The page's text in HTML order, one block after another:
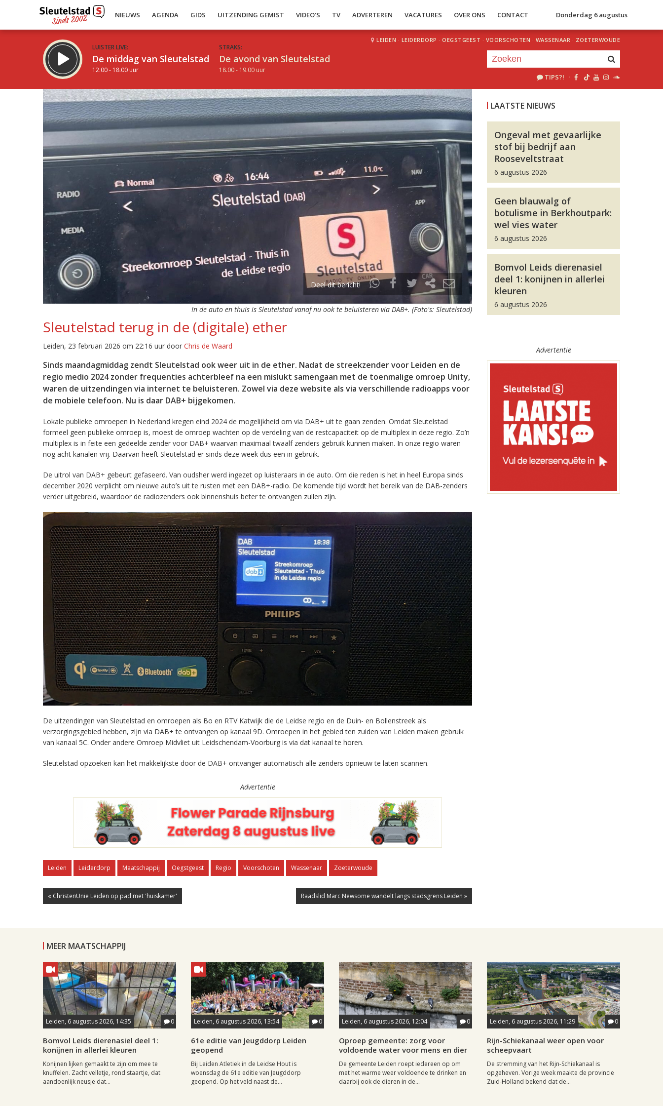
NIEUWS AGENDA GIDS UITZENDING GEMIST VIDEO’S TV ADVERTEREN VACATURES OVER ONS CONTACT Donderdag 6 augustus
LUISTER LIVE:
De middag van Sleutelstad
12.00 - 18.00 uur
STRAKS:
De avond van Sleutelstad
18.00 - 19.00 uur
LEIDEN · LEIDERDORP · OEGSTGEEST · VOORSCHOTEN · WASSENAAR · ZOETERWOUDE
TIPS?! ·
Deel dit bericht!
In de auto en thuis is Sleutelstad vanaf nu ook te beluisteren via DAB+. (Foto's: Sleutelstad)
Sleutelstad terug in de (digitale) ether
Leiden, 23 februari 2026 om 22:16 uur door Chris de Waard
Sinds maandagmiddag zendt Sleutelstad ook weer uit in de ether. Nadat de streekzender voor Leiden en de
regio medio 2024 zonder frequenties achterbleef na een mislukt samengaan met de toenmalige omroep Unity,
waren de uitzendingen via internet te beluisteren. Zowel via deze website als via verschillende radioapps voor
de mobiele telefoon. Nu is daar DAB+ bijgekomen.
Lokale publieke omroepen in Nederland kregen eind 2024 de mogelijkheid om via DAB+ uit te gaan zenden. Omdat Sleutelstad
formeel geen publieke omroep is, moest de omroep wachten op de verdeling van de restcapaciteit op de multiplex in deze regio. Zo’n
multiplex is in feite een gedeelde zender voor DAB+ waarvan maximaal twaalf zenders gebruik kunnen maken. In onze regio waren
nog acht kanalen vrij. Daarvan heeft Sleutelstad er sinds deze week dus een in gebruik.
De uitrol van DAB+ gebeurt gefaseerd. Van oudsher werd ingezet op luisteraars in de auto. Om die reden is het in heel Europa sinds
december 2020 verplicht om nieuwe auto’s uit te rusten met een DAB+-radio. De komende tijd wordt het bereik van de DAB-zenders
verder uitgebreid, waardoor de radiozenders ook binnenshuis beter te ontvangen zullen zijn.
De uitzendingen van Sleutelstad en omroepen als Bo en RTV Katwijk die de Leidse regio en de Duin- en Bollenstreek als
verzorgingsgebied hebben, zijn via DAB+ te ontvangen op kanaal 9D. Omroepen in het gebied ten zuiden van Leiden maken gebruik
van kanaal 5C. Onder andere Omroep Midvliet uit Leidschendam-Voorburg is via dat kanaal te horen.
Sleutelstad opzoeken kan het makkelijkste door de DAB+ ontvanger automatisch alle zenders opnieuw te laten scannen.
Advertentie
Leiden Leiderdorp Maatschappij Oegstgeest Regio Voorschoten Wassenaar Zoeterwoude
« ChristenUnie Leiden op pad met 'huiskamer' Raadslid Marc Newsome wandelt langs stadsgrens Leiden »
LAATSTE NIEUWS
Ongeval met gevaarlijke
stof bij bedrijf aan
Rooseveltstraat
6 augustus 2026
Geen blauwalg of
botulisme in Berkhoutpark:
wel vies water
6 augustus 2026
Bomvol Leids dierenasiel
deel 1: konijnen in allerlei
kleuren
6 augustus 2026
Advertentie
MEER MAATSCHAPPIJ
Leiden, 6 augustus 2026, 14:35 0
Bomvol Leids dierenasiel deel 1:
konijnen in allerlei kleuren
Konijnen lijken gemaakt te zijn om mee te
knuffelen. Zacht velletje, rond staartje, dat
aandoenlijk neusje dat...
Leiden, 6 augustus 2026, 13:54 0
61e editie van Jeugddorp Leiden
geopend
Bij Leiden Atletiek in de Leidse Hout is
woensdag de 61e editie van Jeugddorp
geopend. Op het veld naast de...
Leiden, 6 augustus 2026, 12:04 0
Oproep gemeente: zorg voor
voldoende water voor mens en dier
De gemeente Leiden roept iedereen op om
met het warme weer voldoende te drinken en
daarbij ook de dieren in de...
Leiden, 6 augustus 2026, 11:29 0
Rijn-Schiekanaal weer open voor
scheepvaart
De stremming van het Rijn-Schiekanaal is
opgeheven. Vorige week maakte de provincie
Zuid-Holland bekend dat de...